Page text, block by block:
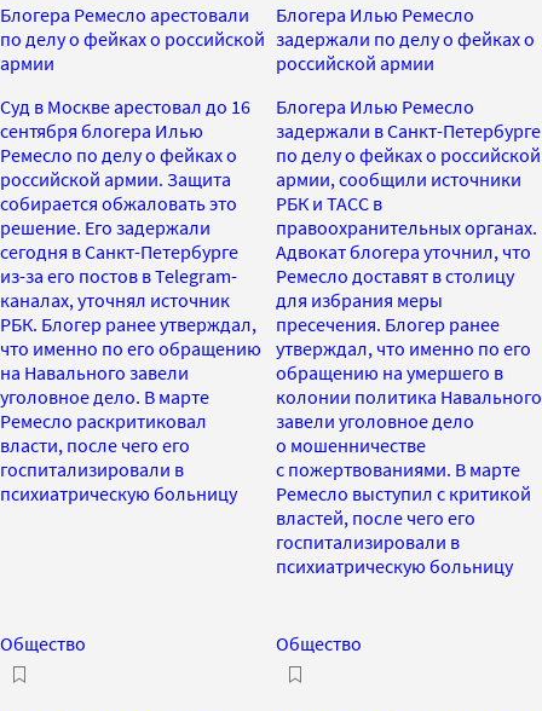
Блогера Ремесло арестовали
по делу о фейках о российской
армии
Суд в Москве арестовал до 16
сентября блогера Илью
Ремесло по делу о фейках о
российской армии. Защита
собирается обжаловать это
решение. Его задержали
сегодня в Санкт-Петербурге
из-за его постов в Telegram-
каналах, уточнял источник
РБК. Блогер ранее утверждал,
что именно по его обращению
на Навального завели
уголовное дело. В марте
Ремесло раскритиковал
власти, после чего его
госпитализировали в
психиатрическую больницу
Блогера Илью Ремесло
задержали по делу о фейках о
российской армии
Блогера Илью Ремесло
задержали в Санкт-Петербурге
по делу о фейках о российской
армии, сообщили источники
РБК и ТАСС в
правоохранительных органах.
Адвокат блогера уточнил, что
Ремесло доставят в столицу
для избрания меры
пресечения. Блогер ранее
утверждал, что именно по его
обращению на умершего в
колонии политика Навального
завели уголовное дело
о мошенничестве
с пожертвованиями. В марте
Ремесло выступил с критикой
властей, после чего его
госпитализировали в
психиатрическую больницу
Общество Общество